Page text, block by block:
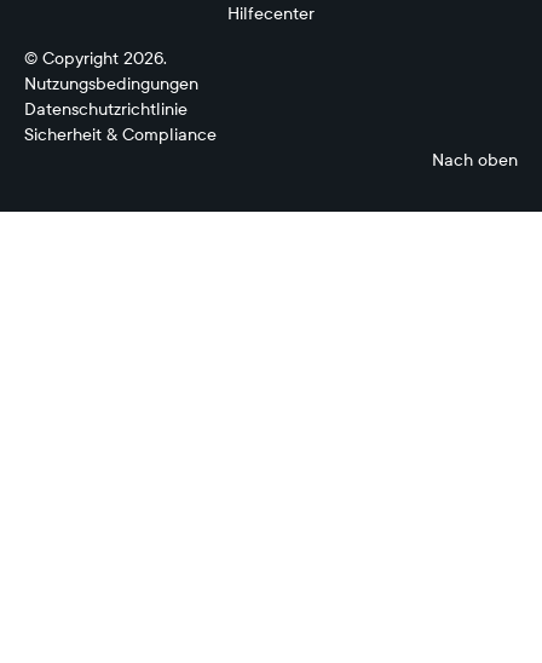
Hilfecenter
© Copyright 2026.
Nutzungsbedingungen
Datenschutzrichtlinie
Sicherheit & Compliance
Nach oben